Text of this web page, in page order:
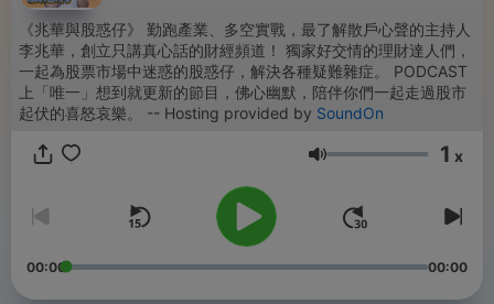
《兆華與股惑仔》 勤跑產業、多空實戰，最了解散戶心聲的主持人
李兆華，創立只講真心話的財經頻道！ 獨家好交情的理財達人們，
一起為股票市場中迷惑的股惑仔，解決各種疑難雜症。 PODCAST
上「唯一」想到就更新的節目，佛心幽默，陪伴你們一起走過股市
起伏的喜怒哀樂。 -- Hosting provided by SoundOn
Volume 1 x
00:00 00:00